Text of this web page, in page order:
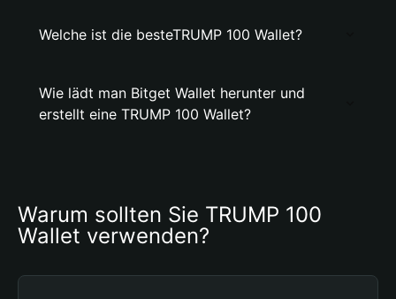
Welche ist die besteTRUMP 100 Wallet?
Wie lädt man Bitget Wallet herunter und
erstellt eine TRUMP 100 Wallet?
Warum sollten Sie TRUMP 100
Wallet verwenden?